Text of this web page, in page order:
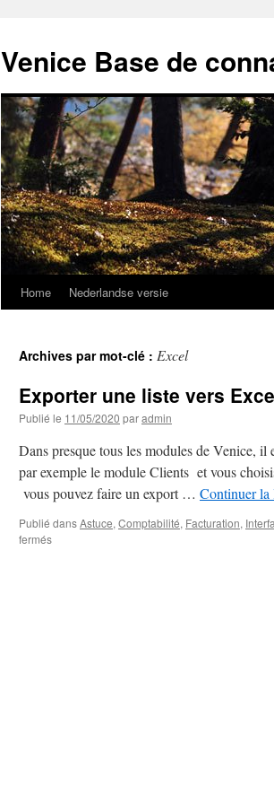
Venice Base de
Aller
contenu
Home Nederlandse versie
Archives par mot-clé : Excel
Exporter une liste vers
Publié le 11/05/2020 paradmin
Dans presque tous les modules de Venice,
par exemple le module Clients et vous
vous pouvez faire un export … Continuer la
Publié dansAstuce, Comptabilité, Facturation,
ferméssur